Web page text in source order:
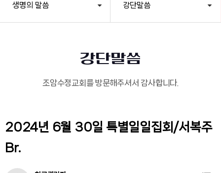
생명의 말씀 강단말씀
강단말씀
조암수정교회를 방문해주셔서 감사합니다.
2024년 6월 30일 특별일일집회/서복주
Br.